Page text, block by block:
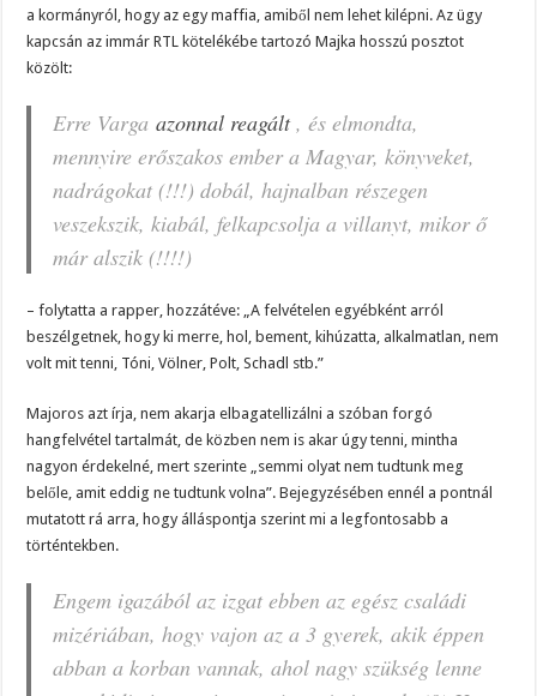
a kormányról, hogy az egy maffia, amiből nem lehet kilépni. Az ügy
kapcsán az immár RTL kötelékébe tartozó Majka hosszú posztot
közölt:
Erre Vargaazonnal reagált , és elmondta,
mennyire erőszakos ember a Magyar, könyveket,
nadrágokat (!!!) dobál, hajnalban részegen
veszekszik, kiabál, felkapcsolja a villanyt, mikor ő
már alszik (!!!!)
– folytatta a rapper, hozzátéve: „A felvételen egyébként arról
beszélgetnek, hogy ki merre, hol, bement, kihúzatta, alkalmatlan, nem
volt mit tenni, Tóni, Völner, Polt, Schadl stb.”
Majoros azt írja, nem akarja elbagatellizálni a szóban forgó
hangfelvétel tartalmát, de közben nem is akar úgy tenni, mintha
nagyon érdekelné, mert szerinte „semmi olyat nem tudtunk meg
belőle, amit eddig ne tudtunk volna”. Bejegyzésében ennél a pontnál
mutatott rá arra, hogy álláspontja szerint mi a legfontosabb a
történtekben.
Engem igazából az izgat ebben az egész családi
mizériában, hogy vajon az a 3 gyerek, akik éppen
abban a korban vannak, ahol nagy szükség lenne